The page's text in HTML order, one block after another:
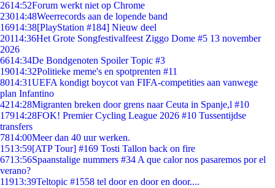
2614:52Forum werkt niet op Chrome
23014:48Weerrecords aan de lopende band
16914:38[PlayStation #184] Nieuw deel
20114:36Het Grote Songfestivalfeest Ziggo Dome #5 13 november
2026
6614:34De Bondgenoten Spoiler Topic #3
19014:32Politieke meme's en spotprenten #11
8014:31UEFA kondigt boycot van FIFA-competities aan vanwege
plan Infantino
4214:28Migranten breken door grens naar Ceuta in Spanje,l #10
17914:28FOK! Premier Cycling League 2026 #10 Tussentijdse
transfers
7814:00Meer dan 40 uur werken.
1513:59[ATP Tour] #169 Tosti Tallon back on fire
6713:56Spaanstalige nummers #34 A que calor nos pasaremos por el
verano?
11913:39Teltopic #1558 tel door en door en door....